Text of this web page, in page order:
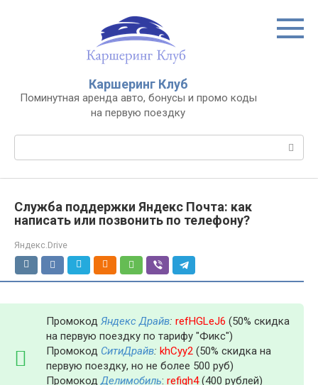
Каршеринг Клуб
Поминутная аренда авто, бонусы и промо коды
на первую поездку
Поиск:
Служба поддержки Яндекс Почта: как
написать или позвонить по телефону?
Яндекс.Drive
Промокод Яндекс Драйв: refHGLeJ6 (50% скидка
на первую поездку по тарифу "Фикс")
Промокод СитиДрайв: khCyy2 (50% скидка на
первую поездку, но не более 500 руб)
ПромокодДелимобиль: refigh4(400 рублей)